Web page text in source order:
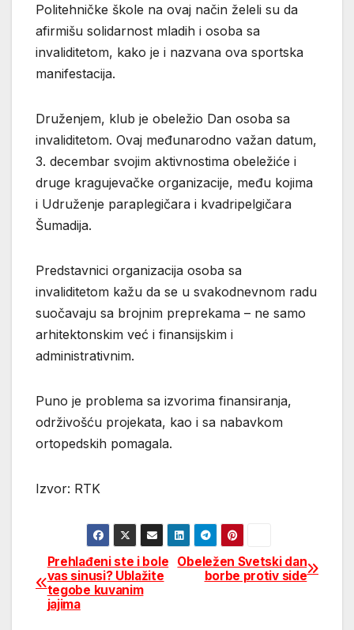
Politehničke škole na ovaj način želeli su da
afirmišu solidarnost mladih i osoba sa
invaliditetom, kako je i nazvana ova sportska
manifestacija.
Druženjem, klub je obeležio Dan osoba sa
invaliditetom. Ovaj međunarodno važan datum,
3. decembar svojim aktivnostima obeležiće i
druge kragujevačke organizacije, među kojima
i Udruženje paraplegičara i kvadripelgičara
Šumadija.
Predstavnici organizacija osoba sa
invaliditetom kažu da se u svakodnevnom radu
suočavaju sa brojnim preprekama – ne samo
arhitektonskim već i finansijskim i
administrativnim.
Puno je problema sa izvorima finansiranja,
održivošću projekata, kao i sa nabavkom
ortopedskih pomagala.
Izvor: RTK
Post
navigation
Obeležen Svetski dan
borbe protiv side
Prehlađeni ste i bole
vas sinusi? Ublažite
tegobe kuvanim
jajima